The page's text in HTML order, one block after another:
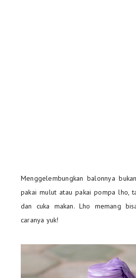
Menggelembungkan balonnya
pakai mulut atau pakai pompa lho,
dan cuka makan. Lho memang
caranya yuk!